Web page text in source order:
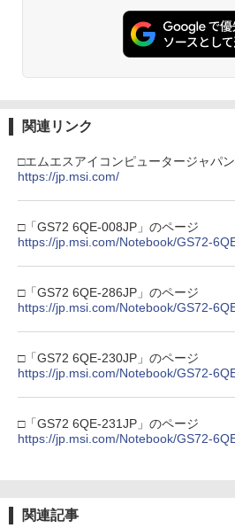
￥7,286
トローラー ミ
ZCT2J01)
トローラー
￥7,681
B-C ケーブル
￥2,618
5
【国内正規品
s X|S 対応の高
￥3,523
カー特典:【坤
￥10,780
劇場版「鬼滅
窩座再来 完全
￥8,698
ルアイドルク
y』Blu-ray（特
関連リンク
□エムエスアイコンピュータージャパ
https://jp.msi.com/
□「GS72 6QE-008JP」のページ
https://jp.msi.com/Notebook/GS72-
□「GS72 6QE-286JP」のページ
https://jp.msi.com/Notebook/GS72-
□「GS72 6QE-230JP」のページ
https://jp.msi.com/Notebook/GS72-
□「GS72 6QE-231JP」のページ
https://jp.msi.com/Notebook/GS72-
関連記事